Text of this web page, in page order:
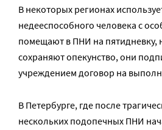
В некоторых регионах
недееспособного человека с
помещают в ПНИ на пятидневку,
сохраняют опекунство, они
учреждением договор на
В Петербурге, где после
нескольких подопечных ПНИ